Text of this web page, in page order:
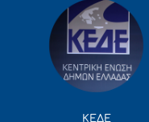
ΚΕΔΕ